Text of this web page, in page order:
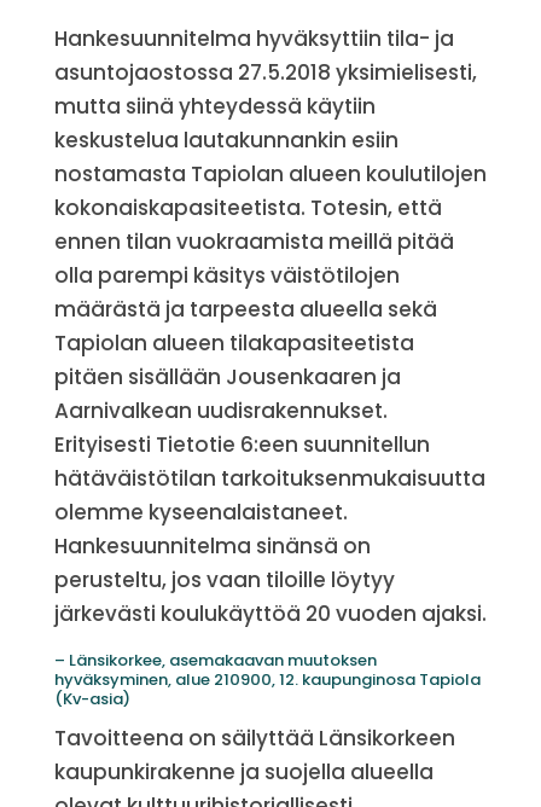
Hankesuunnitelma hyväksyttiin tila- ja
asuntojaostossa 27.5.2018 yksimielisesti,
mutta siinä yhteydessä käytiin
keskustelua lautakunnankin esiin
nostamasta Tapiolan alueen koulutilojen
kokonaiskapasiteetista. Totesin, että
ennen tilan vuokraamista meillä pitää
olla parempi käsitys väistötilojen
määrästä ja tarpeesta alueella sekä
Tapiolan alueen tilakapasiteetista
pitäen sisällään Jousenkaaren ja
Aarnivalkean uudisrakennukset.
Erityisesti Tietotie 6:een suunnitellun
hätäväistötilan tarkoituksenmukaisuutta
olemme kyseenalaistaneet.
Hankesuunnitelma sinänsä on
perusteltu, jos vaan tiloille löytyy
järkevästi koulukäyttöä 20 vuoden ajaksi.
– Länsikorkee, asemakaavan muutoksen
hyväksyminen, alue 210900, 12. kaupunginosa Tapiola
(Kv-asia)
Tavoitteena on säilyttää Länsikorkeen
kaupunkirakenne ja suojella alueella